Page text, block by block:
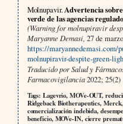
Molnupavir.Advertencia
verde de las agencias
(Warning for molnupiravir
Maryanne Demasi, 27 de
https://maryannedemasi.com/
molnupiravir-despite-green-
Traducido por Salud y
Farmacovigilancia2022; 25(2)
Tags: Lagevrio, MOVe-OUT,
Ridgeback Biotherapeutics,
comercialización indebida,
beneficio, MOVe-IN, cierre